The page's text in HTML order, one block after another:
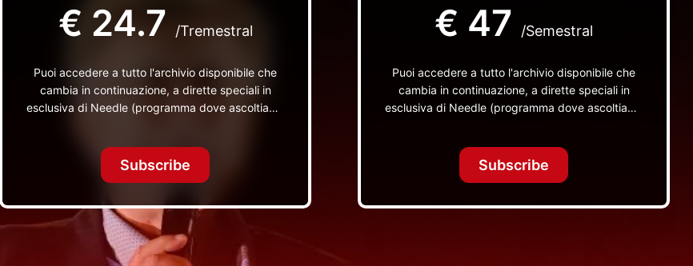
€ 24.7 /Tremestral
Puoi accedere a tutto l'archivio disponibile che
cambia in continuazione, a dirette speciali in
esclusiva di Needle (programma dove ascoltiamo
TV non visibili da nessuna altra parte
Subscribe
€ 47 /Semestral
Puoi accedere a tutto l'archivio disponibile che
cambia in continuazione, a dirette speciali in
esclusiva di Needle (programma dove ascoltiamo
TV non visibili da nessuna altra parte
Subscribe